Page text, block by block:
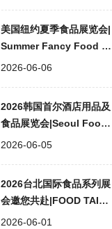
美国纽约夏季食品展览会|
Summer Fancy Food S
how in NY in 2026
2026-06-06
2026韩国首尔酒店用品及
食品展览会|Seoul Food
& Hotel Supplies Expo
2026-06-05
2026台北国际食品系列展
会邀您共赴|FOOD TAIPE
I MEGA SHOWS
2026-06-01